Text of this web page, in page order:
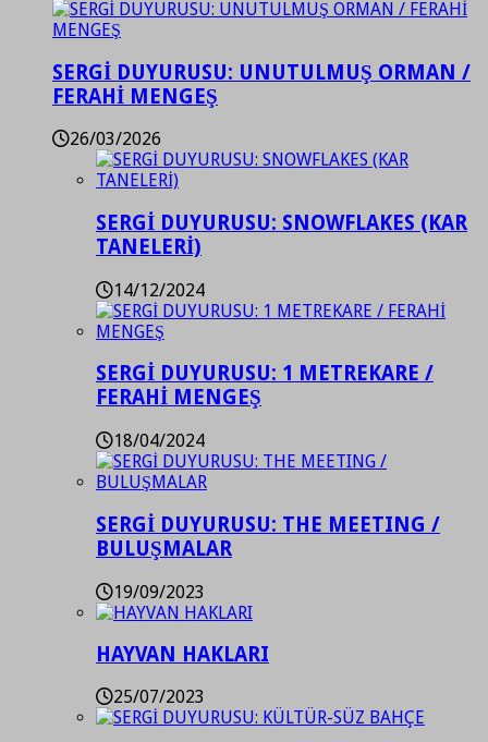
SERGİ DUYURUSU: UNUTULMUŞ ORMAN /
FERAHİ MENGEŞ
26/03/2026
SERGİ DUYURUSU: SNOWFLAKES (KAR
TANELERİ)
14/12/2024
SERGİ DUYURUSU: 1 METREKARE /
FERAHİ MENGEŞ
18/04/2024
SERGİ DUYURUSU: THE MEETING /
BULUŞMALAR
19/09/2023
HAYVAN HAKLARI
25/07/2023